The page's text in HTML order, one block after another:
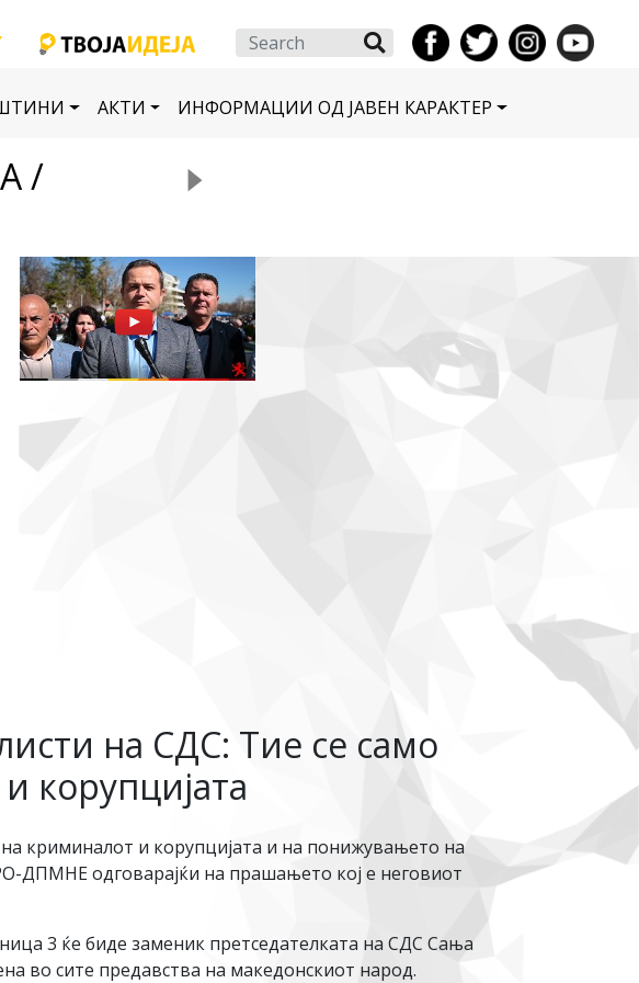
Search
АКТИ ИНФОРМАЦИИ ОД ЈАВЕН КАРАКТЕР
/
на СДС: Тие се само
корупцијата
криминалот и корупцијата и на понижувањето на
ДПМНЕ одговарајќи на прашањето кој е неговиот
3 ќе биде заменик претседателката на СДС Сања
во сите предавства на македонскиот народ.